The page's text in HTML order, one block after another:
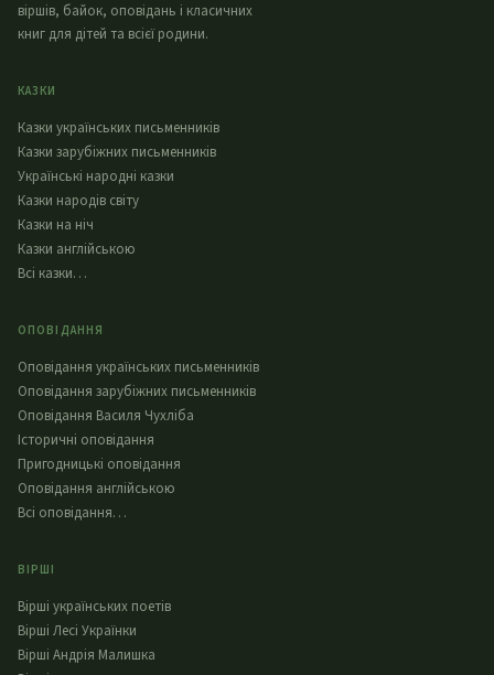
віршів, байок, оповідань і класичних
книг для дітей та всієї родини.
КАЗКИ
Казки українських письменників
Казки зарубіжних письменників
Українські народні казки
Казки народів світу
Казки на ніч
Казки англійською
Всі казки…
ОПОВІДАННЯ
Оповідання українських письменників
Оповідання зарубіжних письменників
Оповідання Василя Чухліба
Історичні оповідання
Пригодницькі оповідання
Оповідання англійською
Всі оповідання…
ВІРШІ
Вірші українських поетів
Вірші Лесі Українки
Вірші Андрія Малишка